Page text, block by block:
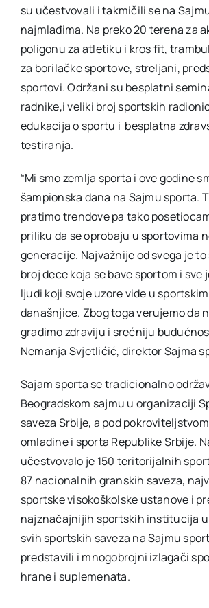
su učestvovali i takmičili se na
najmlađima. Na preko 20 terena za
poligonu za atletiku i kros fit,
za borilačke sportove, streljani,
sportovi. Održani su besplatni
radnike,i veliki broj sportskih
edukacija o sportu i besplatna
testiranja.
“Mi smo zemlja sporta i ove godine
šampionska dana na Sajmu sporta.
pratimo trendove pa tako
priliku da se oprobaju u sportovima
generacije. Najvažnije od svega je to
broj dece koja se bave sportom i sve
ljudi koji svoje uzore vide u
današnjice. Zbog toga verujemo da
gradimo zdraviju i srećniju
Nemanja Svjetlićić, direktor Sajma
Sajam sporta se tradicionalno
Beogradskom sajmu u organizaciji
saveza Srbije, a pod
omladine i sporta Republike Srbije.
učestvovalo je 150 teritorijalnih
87 nacionalnih granskih saveza,
sportske visokoškolske ustanove i
najznačajnijih sportskih institucija u
svih sportskih saveza na Sajmu
predstavili i mnogobrojni izlagači
hrane i suplemenata.